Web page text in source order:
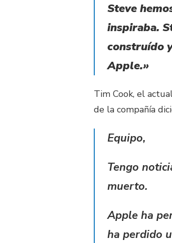
Steve
inspiraba.
construído
Apple.»
Tim Cook, el
de la compañía
Equipo,
Tengo
muerto.
Apple ha
ha perdido